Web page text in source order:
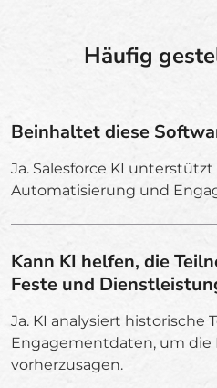
Häufig
Beinhaltet diese
Ja. Salesforce KI
Automatisierung und
Kann KI helfen, die
Feste und
Ja. KI analysiert historische
Engagementdaten, um die
vorherzusagen.